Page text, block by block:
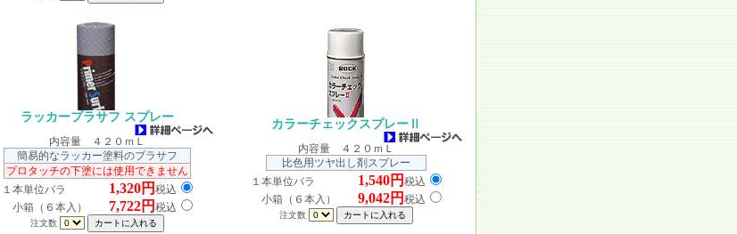
ラッカープラサフ スプレー
内容量 ４２０ｍＬ
簡易的なラッカー塗料のプラサフ
プロタッチの下塗には使用できません
１本単位バラ
1,320円 税込
小箱（６本入）
7,722円 税込
注文数
カラーチェックスプレーⅡ
内容量 ４２０ｍＬ
比色用ツヤ出し剤スプレー
１本単位バラ
1,540円 税込
小箱（６本入） 9,042円 税込
注文数